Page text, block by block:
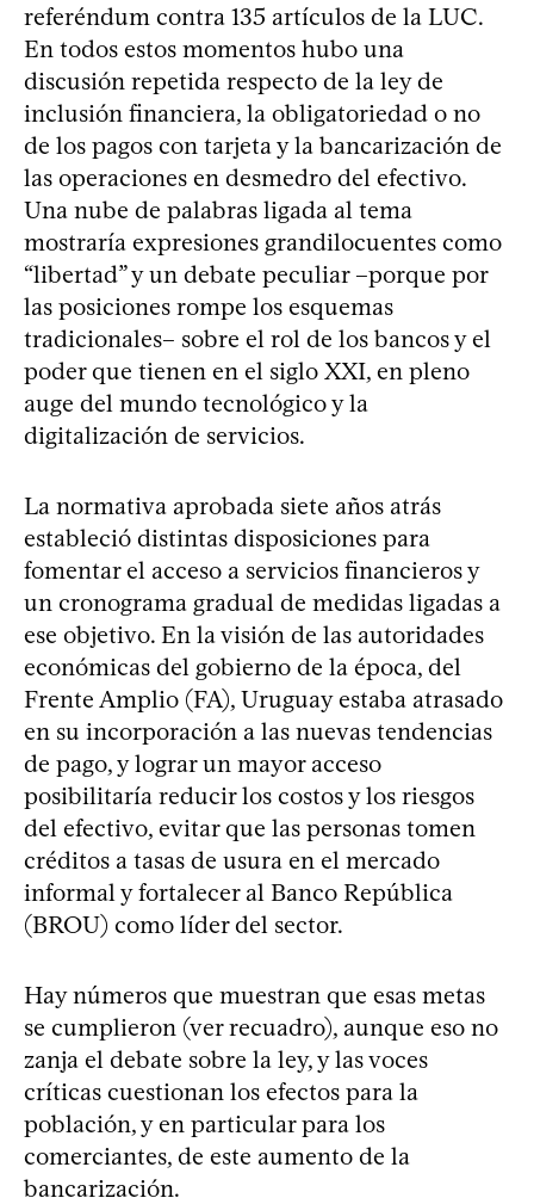
referéndum contra 135 artículos de la LUC.
En todos estos momentos hubo una
discusión repetida respecto de la ley de
inclusión financiera, la obligatoriedad o no
de los pagos con tarjeta y la bancarización de
las operaciones en desmedro del efectivo.
Una nube de palabras ligada al tema
mostraría expresiones grandilocuentes como
“libertad” y un debate peculiar –porque por
las posiciones rompe los esquemas
tradicionales– sobre el rol de los bancos y el
poder que tienen en el siglo XXI, en pleno
auge del mundo tecnológico y la
digitalización de servicios.
La normativa aprobada siete años atrás
estableció distintas disposiciones para
fomentar el acceso a servicios financieros y
un cronograma gradual de medidas ligadas a
ese objetivo. En la visión de las autoridades
económicas del gobierno de la época, del
Frente Amplio (FA), Uruguay estaba atrasado
en su incorporación a las nuevas tendencias
de pago, y lograr un mayor acceso
posibilitaría reducir los costos y los riesgos
del efectivo, evitar que las personas tomen
créditos a tasas de usura en el mercado
informal y fortalecer al Banco República
(BROU) como líder del sector.
Hay números que muestran que esas metas
se cumplieron (ver recuadro), aunque eso no
zanja el debate sobre la ley, y las voces
críticas cuestionan los efectos para la
población, y en particular para los
comerciantes, de este aumento de la
bancarización.